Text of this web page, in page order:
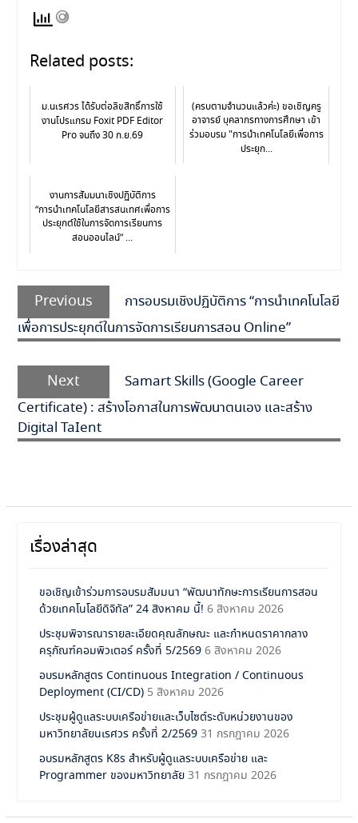
Related posts:
ม.นเรศวร ได้รับต่อลิขสิทธิ์การใช้
งานโปรแกรม Foxit PDF Editor
Pro จนถึง 30 ก.ย.69
(ครบตามจำนวนแล้วค่ะ) ขอเชิญครู
อาจารย์ บุคลากรทางการศึกษา เข้า
ร่วมอบรม "การนำเทคโนโลยีเพื่อการ
ประยุก...
งานการสัมมนาเชิงปฏิบัติการ
“การนำเทคโนโลยีสารสนเทศเพื่อการ
ประยุกต์ใช้ในการจัดการเรียนการ
สอนออนไลน์” ...
Previous
การอบรมเชิงปฏิบัติการ “การนำเทคโนโลยี
เพื่อการประยุกต์ในการจัดการเรียนการสอน Online”
Next
Samart Skills (Google Career
Certificate) : สร้างโอกาสในการพัฒนาตนเอง และสร้าง
Digital TaIent
เรื่องล่าสุด
ขอเชิญเข้าร่วมการอบรมสัมมนา “พัฒนาทักษะการเรียนการสอน
ด้วยเทคโนโลยีดิจิทัล” 24 สิงหาคม นี้! 6 สิงหาคม 2026
ประชุมพิจารณารายละเอียดคุณลักษณะ และกำหนดราคากลาง
ครุภัณฑ์คอมพิวเตอร์ ครั้งที่ 5/2569 6 สิงหาคม 2026
อบรมหลักสูตร Continuous Integration / Continuous
Deployment (CI/CD) 5 สิงหาคม 2026
ประชุมผู้ดูแลระบบเครือข่ายและเว็บไซต์ระดับหน่วยงานของ
มหาวิทยาลัยนเรศวร ครั้งที่ 2/2569 31 กรกฎาคม 2026
อบรมหลักสูตร K8s สำหรับผู้ดูแลระบบเครือข่าย และ
Programmer ของมหาวิทยาลัย 31 กรกฎาคม 2026